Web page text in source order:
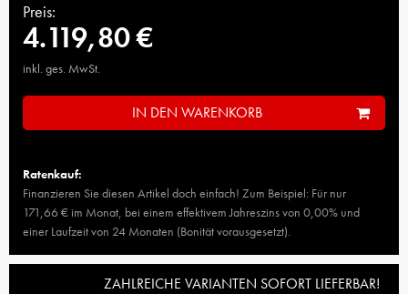
Preis:
4.119,80 €
inkl. ges. MwSt.
IN DEN WARENKORB
Ratenkauf:
Finanzieren Sie diesen Artikel doch einfach! Zum Beispiel: Für nur
171,66 € im Monat, bei einem effektivem Jahreszins von 0,00% und
einer Laufzeit von 24 Monaten (Bonität vorausgesetzt).
ZAHLREICHE VARIANTEN SOFORT LIEFERBAR!